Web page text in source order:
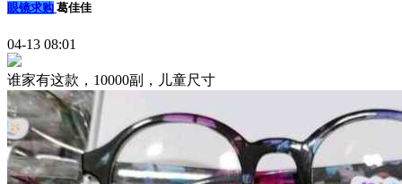
眼镜求购 葛佳佳
04-13 08:01
谁家有这款，10000副，儿童尺寸